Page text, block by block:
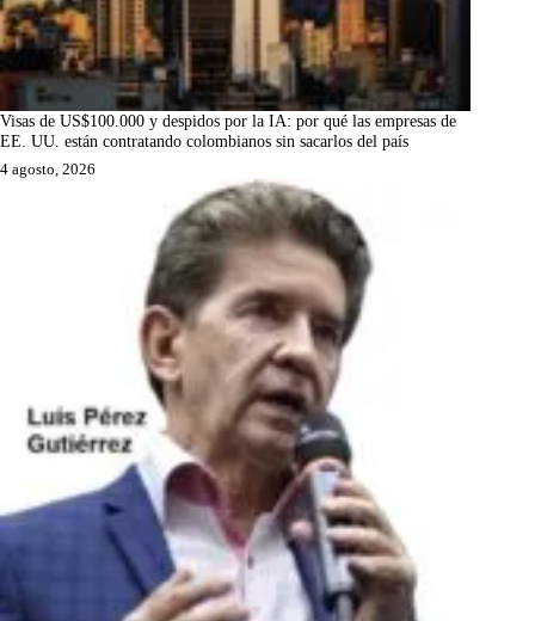
Visas de US$100.000 y despidos por la IA: por qué las empresas de
EE. UU. están contratando colombianos sin sacarlos del país
4 agosto, 2026